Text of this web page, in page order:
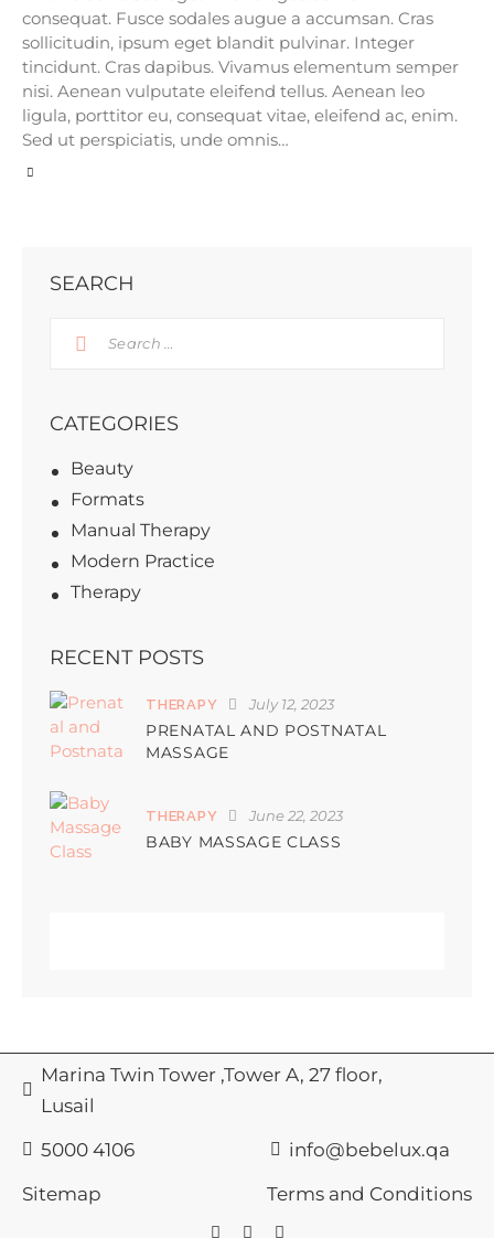
consequat. Fusce sodales augue a accumsan. Cras
sollicitudin, ipsum eget blandit pulvinar. Integer
tincidunt. Cras dapibus. Vivamus elementum semper
nisi. Aenean vulputate eleifend tellus. Aenean leo
ligula, porttitor eu, consequat vitae, eleifend ac, enim.
Sed ut perspiciatis, unde omnis…
SEARCH
CATEGORIES
Beauty
Formats
Manual Therapy
Modern Practice
Therapy
RECENT POSTS
THERAPY July 12, 2023
PRENATAL AND POSTNATAL
MASSAGE
THERAPY June 22, 2023
BABY MASSAGE CLASS
Marina Twin Tower ,Tower A, 27 floor,
Lusail
5000 4106
info@bebelux.qa
Sitemap
Terms and Conditions